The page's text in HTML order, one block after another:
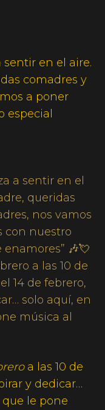
sentir en el aire.
comadres y
a poner
especial
a las 10 de
y dedicar…
que le pone